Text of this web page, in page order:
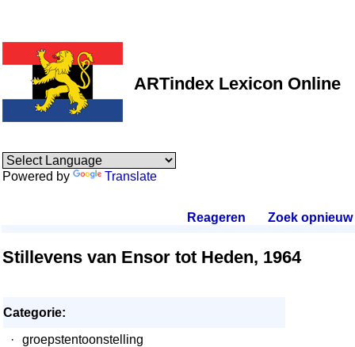
ARTindex Lexicon Online
Powered by Translate
Reageren Zoek opnieuw.
Stillevens van Ensor tot Heden, 1964
Categorie:
·
groepstentoonstelling